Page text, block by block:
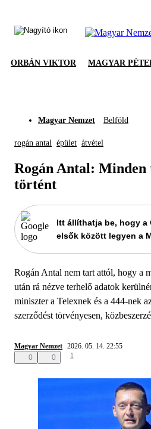
ORBÁN VIKTOR MAGYAR
Magyar Nemzet Belföld
rogán antal épület átvétel
Rogán Antal: Minden
történt
Itt állíthatja be, hogy a
elsők között legyen a
Rogán Antal nem tart attól, hogy a
után rá nézve terhelő adatok
miniszter a Telexnek és a 444-nek
szerződést törvényesen,
Magyar Nemzet 2026. 05. 14. 22:55
0
0 1